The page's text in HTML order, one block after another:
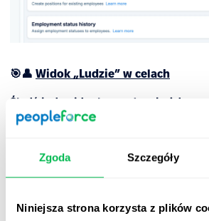
Zgoda Szczegóły
Niniejsza strona korzysta z plików
🎯👤 Widok „Ludzie” w celach
Śledź indywidualny wpływ każdego
każdy pracownik przyczynia się do
celów.
Zobacz postępy w celach firmowych,